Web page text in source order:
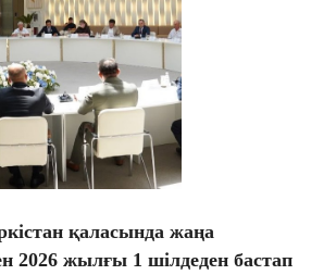
қаласында жаңа
2026 жылғы 1 шілдеден бастап